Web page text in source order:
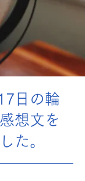
日の輪
想文を
た。